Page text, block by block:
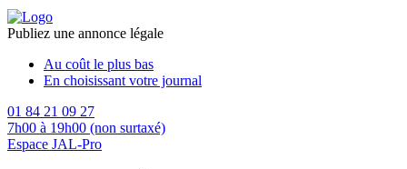
Publiez une annonce légale
Au coût le plus bas
En choisissant votre journal
01 84 21 09 27
7h00 à 19h00 (non surtaxé)
Espace JAL-Pro